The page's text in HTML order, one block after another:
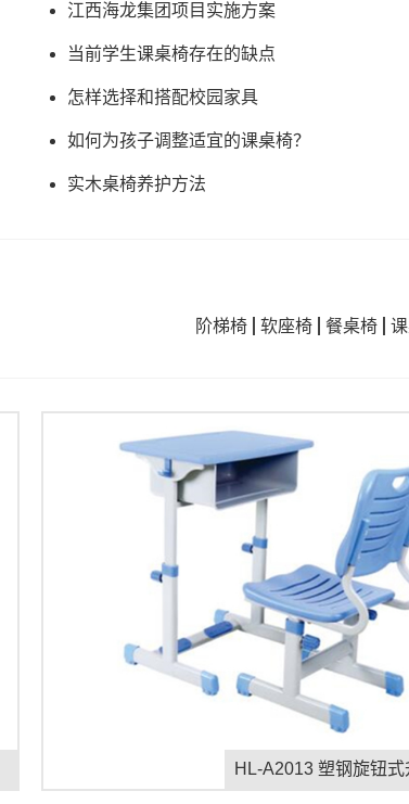
江西海龙集团项目实施方案
当前学生课桌椅存在的缺点
怎样选择和搭配校园家具
如何为孩子调整适宜的课桌椅？
实木桌椅养护方法
阶梯椅 软座椅 餐桌椅
HL-A2013 塑钢旋钮